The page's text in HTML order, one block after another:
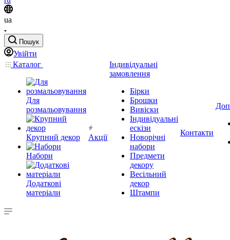
ua
Пошук
Увійти
Каталог
Для
розмальовування
Крупний декор
Набори
Додаткові
матеріали
Акції
Індивідуальні
замовлення
Бірки
Брошки
Вивіски
Індивідуальні
ескізи
Новорічні
набори
Предмети
декору
Весільний
декор
Штампи
Контакти